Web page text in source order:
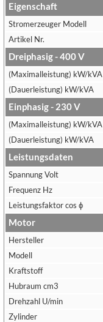
Eigenschaft
Stromerzeuger Modell
Artikel Nr.
Dreiphasig - 400 V
(Maximalleistung) kW/kVA
(Dauerleistung) kW/kVA
Einphasig - 230 V
(Maximalleistung) kW/kVA
(Dauerleistung) kW/kVA
Leistungsdaten
Spannung Volt
Frequenz Hz
Leistungsfaktor cos ϕ
Motor
Hersteller
Modell
Kraftstoff
Hubraum cm3
Drehzahl U/min
Zylinder